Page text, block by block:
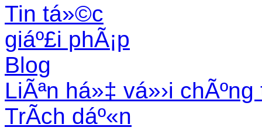
Tin tá»©c
giáº£i phÃ¡p
Blog
LiÃªn há»‡ vá»›i chÃºng
TrÃ­ch dáº«n